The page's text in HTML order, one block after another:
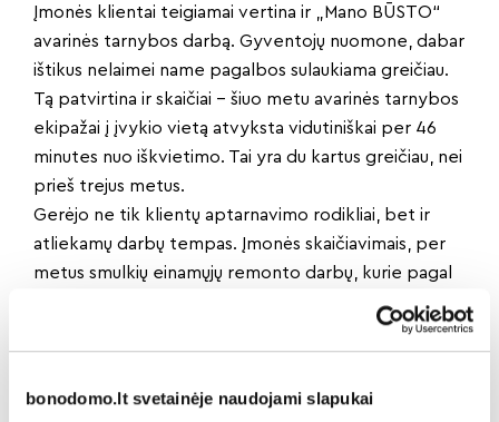
bonodomo.lt svetainėje naudojami slapukai
Įmonės klientai teigiamai vertina ir „Mano BŪSTO“
avarinės tarnybos darbą. Gyventojų nuomone, dabar
ištikus nelaimei name pagalbos sulaukiama greičiau.
Tą patvirtina ir skaičiai – šiuo metu avarinės tarnybos
ekipažai į įvykio vietą atvyksta vidutiniškai per 46
minutes nuo iškvietimo. Tai yra du kartus greičiau, nei
prieš trejus metus.
Gerėjo ne tik klientų aptarnavimo rodikliai, bet ir
atliekamų darbų tempas. Įmonės skaičiavimais, per
metus smulkių einamųjų remonto darbų, kurie pagal
įsipareigojimą turėjo būti atlikti per 5 dienas,
įvykdymo terminas pagerėjo maždaug 40 proc. Tai
suplanuotų remonto darbų buvo atlikti žymiai